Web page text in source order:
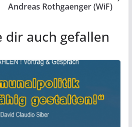
Andreas Rothgaenger (WiF)
dir auch gefallen